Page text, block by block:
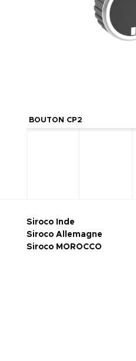
BOUTON CP2
Siroco Inde
Siroco Allemagne
Siroco MOROCCO